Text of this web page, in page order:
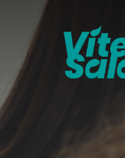
content